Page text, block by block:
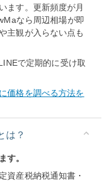
ます。更新頻度が月
なら周辺相場が即
主観が入らない点も
で定期的に受け取
価格を調べる方法を
は？
す。
資産税納税通知書・